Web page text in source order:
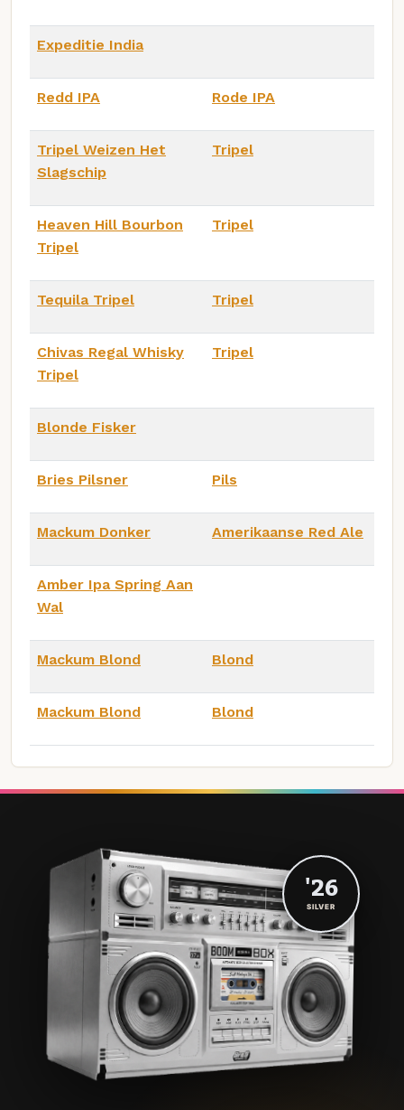
Expeditie India
Redd IPA Rode IPA
Tripel Weizen Het
Slagschip
Tripel
Heaven Hill Bourbon
Tripel
Tripel
Tequila Tripel Tripel
Chivas Regal Whisky
Tripel
Tripel
Blonde Fisker
Bries Pilsner Pils
Mackum Donker Amerikaanse Red Ale
Amber Ipa Spring Aan
Wal
Mackum Blond Blond
Mackum Blond Blond
'26
SILVER